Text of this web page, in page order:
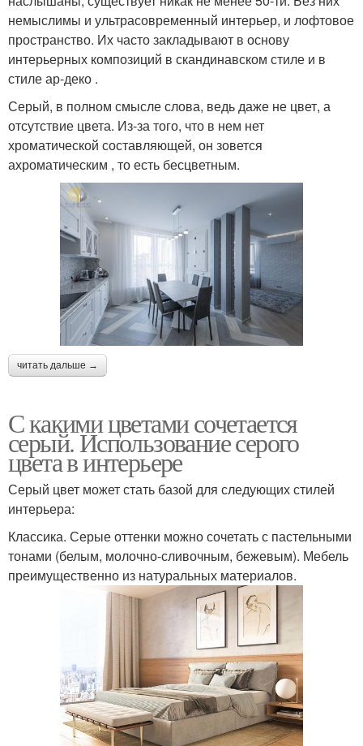
немыслимы и ультрасовременный интерьер, и лофтовое
пространство. Их часто закладывают в основу
интерьерных композиций в скандинавском стиле и в
стиле ар-деко .
Серый, в полном смысле слова, ведь даже не цвет, а
отсутствие цвета. Из-за того, что в нем нет
хроматической составляющей, он зовется
ахроматическим , то есть бесцветным.
читать дальше →
С какими цветами сочетается
серый. Использование серого
цвета в интерьере
Серый цвет может стать базой для следующих стилей
интерьера:
Классика. Серые оттенки можно сочетать с пастельными
тонами (белым, молочно-сливочным, бежевым). Мебель
преимущественно из натуральных материалов.